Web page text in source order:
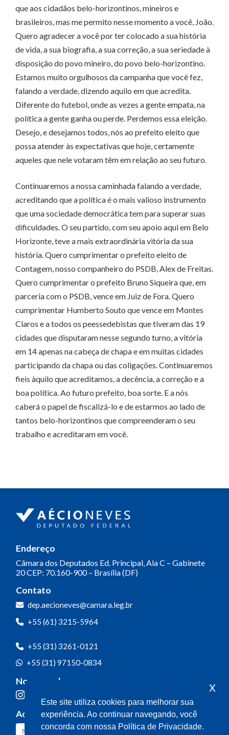
que aos cidadãos belo-horizontinos, mineiros e
brasileiros, mas me permito nesse momento a você, João.
Quero agradecer a você por ter colocado a sua história
de vida, a sua biografia, a sua correção, a sua seriedade à
disposição do povo mineiro, do povo belo-horizontino.
Estamos muito orgulhosos da campanha que você fez,
falando a verdade, dizendo aquilo em que acredita.
Diferente do futebol, onde as vezes a gente empata, na
política a gente ganha ou perde. Perdemos essa eleição.
Desejo, e desejamos todos, nós ao prefeito eleito que
possa atender às expectativas que hoje, certamente
aqueles que nele votaram têm em relação ao seu futuro.
Continuaremos a nossa caminhada falando a verdade,
acreditando que a política é o mais valioso instrumento
que uma sociedade democrática tem para superar suas
dificuldades. O seu partido, com seu apoio aqui em Belo
Horizonte, teve a mais extraordinária vitória da sua
história. Quero cumprimentar o prefeito eleito de
Contagem, nosso companheiro do PSDB, Alex de Freitas.
Quero cumprimentar o prefeito Bruno Siqueira que, em
parceria com o PSDB, vence em Juiz de Fora. Quero
cumprimentar Humberto Souto que vence em Montes
Claros e a todos os peessedebistas que tiveram das 19
cidades que disputaram nesse segundo turno, a vitória
em 14 apenas na cabeça de chapa e em muitas cidades
participando da chapa ou das coligações. Continuaremos
fieis àquilo que acreditamos, a decência, a correção e a
boa política. Ao futuro prefeito, boa sorte. E a nós
caberá o papel de fiscalizá-lo e de estarmos ao lado de
tantos belo-horizontinos que compreenderam o seu
trabalho e acreditaram em você.
Endereço
Câmara dos Deputados Ed. Principal, Ala C – Gabinete
20CEP: 70.160-900 – Brasília (DF)
Contato
dep.aecioneves@camara.leg.br
+55 (61) 3215-5964
+55 (31) 3261-0121
+55 (31) 97150-0834
Nossas redes
Acompanhe o meu mandato
Este site utiliza cookies para melhorar sua
experiência. Ao continuar navegando, você
concorda com nossa Política de Privacidade.
x